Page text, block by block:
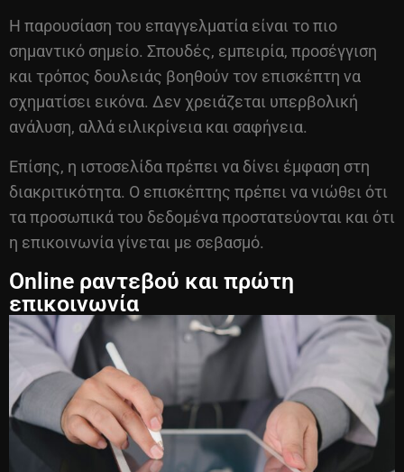
Η παρουσίαση του επαγγελματία είναι το πιο
σημαντικό σημείο. Σπουδές, εμπειρία, προσέγγιση
και τρόπος δουλειάς βοηθούν τον επισκέπτη να
σχηματίσει εικόνα. Δεν χρειάζεται υπερβολική
ανάλυση, αλλά ειλικρίνεια και σαφήνεια.
Επίσης, η ιστοσελίδα πρέπει να δίνει έμφαση στη
διακριτικότητα. Ο επισκέπτης πρέπει να νιώθει ότι
τα προσωπικά του δεδομένα προστατεύονται και ότι
η επικοινωνία γίνεται με σεβασμό.
Online ραντεβού και πρώτη
επικοινωνία